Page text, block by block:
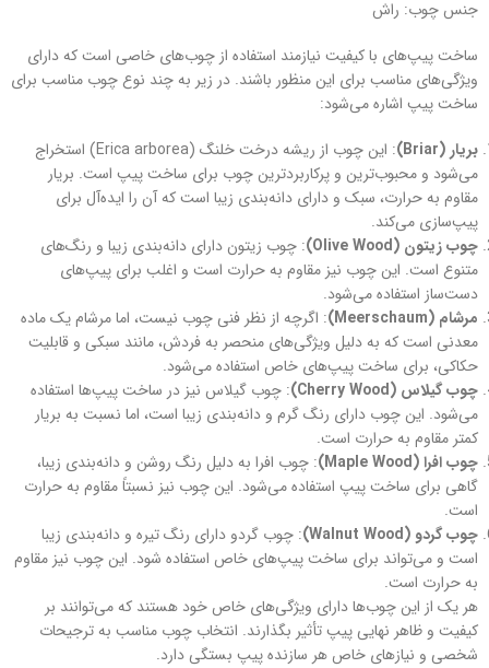
جنس چوب: راش
ساخت پیپ‌های با کیفیت نیازمند استفاده از چوب‌های خاصی است که دارای
ویژگی‌های مناسب برای این منظور باشند. در زیر به چند نوع چوب مناسب برای
ساخت پیپ اشاره می‌شود:
بریار (Briar)
: این چوب از ریشه درخت خلنگ (Erica arborea) استخراج
می‌شود و محبوب‌ترین و پرکاربردترین چوب برای ساخت پیپ است. بریار
مقاوم به حرارت، سبک و دارای دانه‌بندی زیبا است که آن را ایده‌آل برای
پیپ‌سازی می‌کند.
چوب زیتون (Olive Wood)
: چوب زیتون دارای دانه‌بندی زیبا و رنگ‌های
متنوع است. این چوب نیز مقاوم به حرارت است و اغلب برای پیپ‌های
دست‌ساز استفاده می‌شود.
مرشام (Meerschaum)
: اگرچه از نظر فنی چوب نیست، اما مرشام یک ماده
معدنی است که به دلیل ویژگی‌های منحصر به فردش، مانند سبکی و قابلیت
حکاکی، برای ساخت پیپ‌های خاص استفاده می‌شود.
چوب گیلاس (Cherry Wood)
: چوب گیلاس نیز در ساخت پیپ‌ها استفاده
می‌شود. این چوب دارای رنگ گرم و دانه‌بندی زیبا است، اما نسبت به بریار
کمتر مقاوم به حرارت است.
چوب افرا (Maple Wood)
: چوب افرا به دلیل رنگ روشن و دانه‌بندی زیبا،
گاهی برای ساخت پیپ استفاده می‌شود. این چوب نیز نسبتاً مقاوم به حرارت
است.
چوب گردو (Walnut Wood)
: چوب گردو دارای رنگ تیره و دانه‌بندی زیبا
است و می‌تواند برای ساخت پیپ‌های خاص استفاده شود. این چوب نیز مقاوم
به حرارت است.
هر یک از این چوب‌ها دارای ویژگی‌های خاص خود هستند که می‌توانند بر
کیفیت و ظاهر نهایی پیپ تأثیر بگذارند. انتخاب چوب مناسب به ترجیحات
شخصی و نیازهای خاص هر سازنده پیپ بستگی دارد.